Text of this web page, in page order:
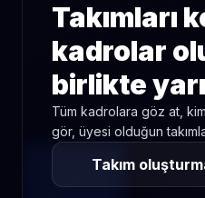
Takımları
kadrolar
birlikte
Tüm kadrolara göz at,
gör, üyesi olduğun
Takım